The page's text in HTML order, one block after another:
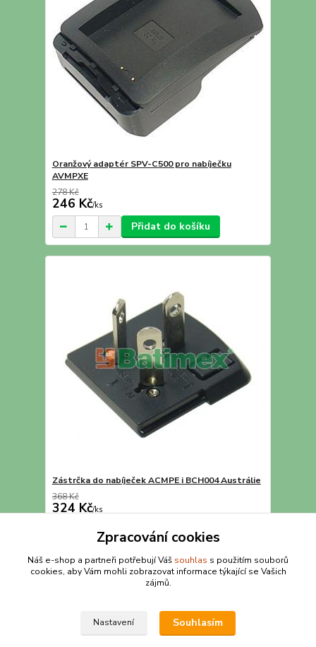
Oranžový adaptér SPV-C500 pro nabíječku
AVMPXE
278 Kč
246 Kč/ks
Přidat do košíku
Zástrčka do nabíječek ACMPE i BCH004 Austrálie
368 Kč
324 Kč/ks
Detail
strana z 1
Zpracování cookies
Náš e-shop a partneři potřebují Váš souhlas s použitím souborů
cookies, aby Vám mohli zobrazovat informace týkající se Vašich
zájmů.
Nastavení Souhlasím